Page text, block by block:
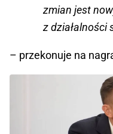
zmian jest
z działalności
– przekonuje na